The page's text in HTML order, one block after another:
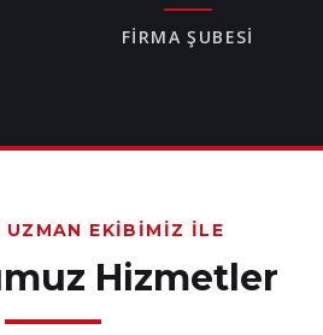
FIRMA ŞUBESI
UZMAN EKIBIMIZ İLE
Hizmetler